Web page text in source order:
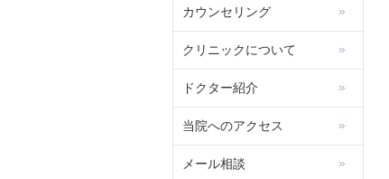
カウンセリング
クリニックについて
ドクター紹介
当院へのアクセス
メール相談